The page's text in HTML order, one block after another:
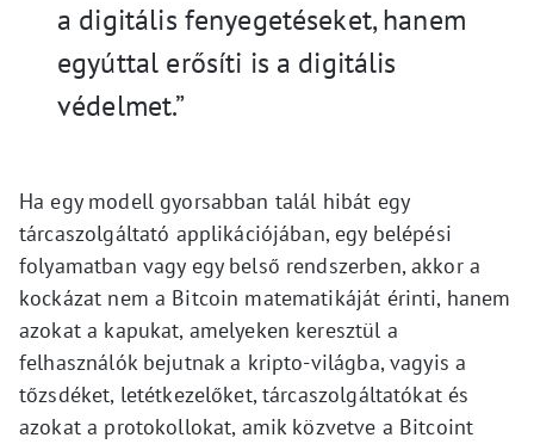
a digitális fenyegetéseket, hanem
egyúttal erősíti is a digitális
védelmet.”
Ha egy modell gyorsabban talál hibát egy
tárcaszolgáltató applikációjában, egy belépési
folyamatban vagy egy belső rendszerben, akkor a
kockázat nem a Bitcoin matematikáját érinti, hanem
azokat a kapukat, amelyeken keresztül a
felhasználók bejutnak a kripto-világba, vagyis a
tőzsdéket, letétkezelőket, tárcaszolgáltatókat és
azokat a protokollokat, amik közvetve a Bitcoint